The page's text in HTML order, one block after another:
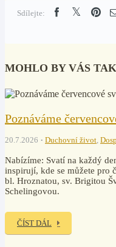
Sdílejte:
MOHLO BY VÁS
Poznáváme
20.7.2026 Duchovní život,
Nabízíme: Svatí na každý
inspirují, kde se můžete pro
bl. Hroznatou, sv. Brigitou
Schelingovou.
ČÍST DÁL